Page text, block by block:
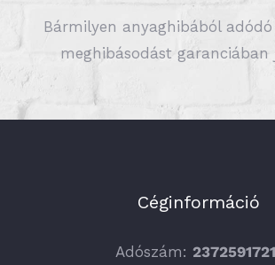
Bármilyen anyaghibából
meghibásodást garanciában
Céginformáció
Adószám: